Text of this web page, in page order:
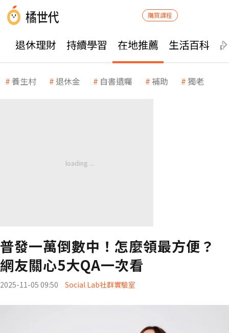
購買課程
退休理財 持續學習 在地推薦 生活百科
養生村 退休金 自書遺囑 補助 獨老
普發一萬倒數中！怎麼領最方便？
網友關心5大QA一次看
2025-11-05 09:50 Social Lab社群實驗室